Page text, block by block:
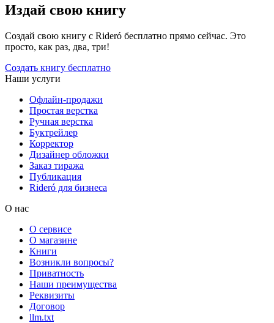
Издай свою книгу
Создай свою книгу с Rideró бесплатно прямо сейчас. Это
просто, как раз, два, три!
Создать книгу бесплатно
Наши услуги
Офлайн-продажи
Простая верстка
Ручная верстка
Буктрейлер
Корректор
Дизайнер обложки
Заказ тиража
Публикация
Rideró для бизнеса
О нас
О сервисе
О магазине
Книги
Возникли вопросы?
Приватность
Наши преимущества
Реквизиты
Договор
llm.txt